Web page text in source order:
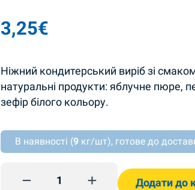
3,25€
Ніжний кондитерський виріб зі
натуральні продукти: яблучне пюре,
зефір білого кольору.
В наявності (9 кг/шт), готове до
Zefir White 260g Biscuit Chokolate
Додати до